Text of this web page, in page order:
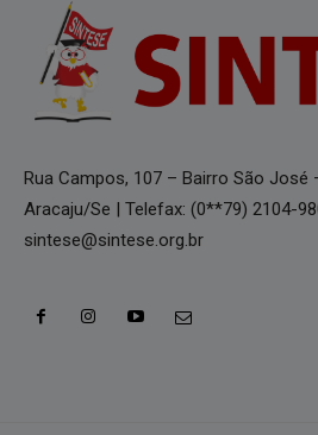
Rua Campos, 107 – Bairro São José
Aracaju/Se | Telefax: (0**79) 2104-
sintese@sintese.org.br